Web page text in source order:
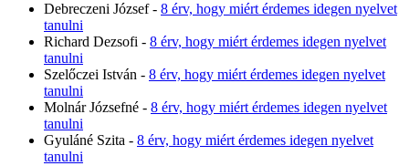
Debreczeni József- 8 érv, hogy miért érdemes idegen nyelvet
tanulni
Richard Dezsofi - 8 érv, hogy miért érdemes idegen nyelvet
tanulni
Szelőczei István - 8 érv, hogy miért érdemes idegen nyelvet
tanulni
Molnár Józsefné - 8 érv, hogy miért érdemes idegen nyelvet
tanulni
Gyuláné Szita - 8 érv, hogy miért érdemes idegen nyelvet
tanulni